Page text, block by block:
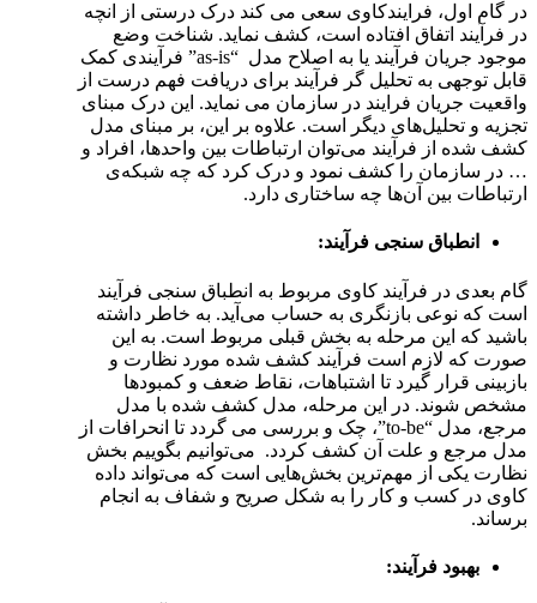
در گام اول، فرایندکاوی سعی می کند درک درستی از انچه
در فرآیند اتفاق افتاده است، کشف نماید. شناخت وضع
موجود جریان فرآیند یا به اصلاح مدل “as-is” فرآیندی کمک
قابل توجهی به تحلیل گر فرآیند برای دریافت فهم درست از
واقعیت جریان فرایند در سازمان می نماید. این درک مبنای
تجزیه و تحلیل‌های دیگر است. علاوه بر این، بر مبنای مدل
کشف شده از فرآیند می‌توان ارتباطات بین واحدها، افراد و
… در سازمان را کشف نمود و درک کرد که چه شبکه‌ی
ارتباطات بین آن‌ها چه ساختاری دارد.
انطباق سنجی فرآیند:
گام بعدی در فرآیند کاوی مربوط به انطباق سنجی فرآیند
است که نوعی بازنگری به حساب می‎‌آید. به خاطر داشته
باشید که این مرحله به بخش قبلی مربوط است. به این
صورت که لازم است فرآیند کشف شده مورد نظارت و
بازبینی قرار گیرد تا اشتباهات، نقاط ضعف و کمبودها
مشخص شوند. در این مرحله، مدل کشف شده با مدل
مرجع، مدل “to-be”، چک و بررسی می گردد تا انحرافات از
مدل مرجع و علت آن کشف کردد. می‌توانیم بگوییم بخش
نظارت یکی از مهم‌ترین بخش‌هایی است که می‌تواند داده
کاوی در کسب و کار را به شکل صریح و شفاف به انجام
برساند.
بهبود فرآیند: